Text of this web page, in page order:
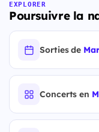
EXPLORER
Poursuivre la
Sorties de
Concerts en